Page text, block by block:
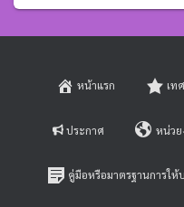
หน้าแรก เท
ประกาศ หน่วย
คู่มือหรือมาตรฐานการใ